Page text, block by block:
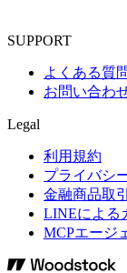
SUPPORT
よくある質
お問い合わ
Legal
利用規約
プライバシ
金融商品取
LINEによる
MCPエージ